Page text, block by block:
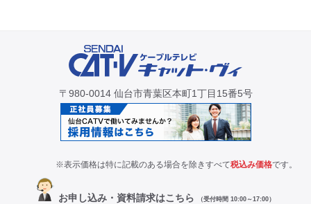
〒980-0014 仙台市青葉区本町1丁目15番5号
※表示価格は特に記載のある場合を除きすべて税込み価格です。
お申し込み・資料請求はこちら （受付時間 10:00～17:00）